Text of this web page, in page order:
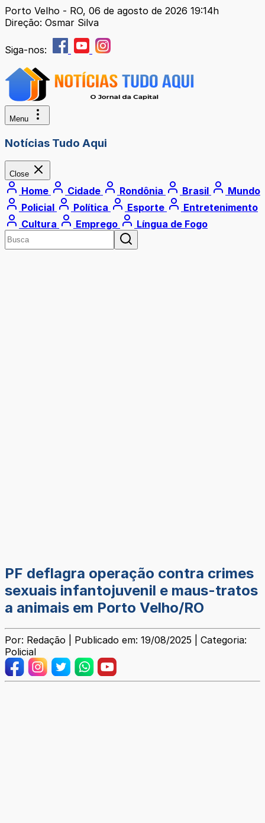
Porto Velho - RO, 06 de agosto de 2026 19:14h
Direção: Osmar Silva
Siga-nos:
Menu
Notícias Tudo Aqui
Close
Home Cidade Rondônia Brasil
Mundo
Policial
Política Esporte
Entretenimento
Cultura
Emprego Língua de Fogo
PF deflagra operação contra crimes
sexuais infantojuvenil e maus-tratos
a animais em Porto Velho/RO
Por: Redação | Publicado em: 19/08/2025 | Categoria:
Policial